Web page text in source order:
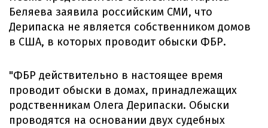
Беляева заявила российским СМИ, что
Дерипаска не является собственником домов
в США, в которых проводит обыски ФБР.
"ФБР действительно в настоящее время
проводит обыски в домах, принадлежащих
родственникам Олега Дерипаски. Обыски
проводятся на основании двух судебных